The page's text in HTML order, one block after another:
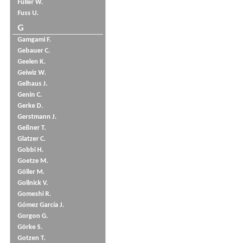
Füller W.
Fuss U.
G
Gamgami F.
Gebauer C.
Geelen K.
Geiwiz W.
Gelhaus J.
Genin C.
Gerke D.
Gerstmann J.
Geßner T.
Glatzer C.
Gobbi H.
Goetze M.
Göller M.
Gollnick V.
Gomeshi R.
Gómez García J.
Gorgon G.
Görke S.
Gotzen T.